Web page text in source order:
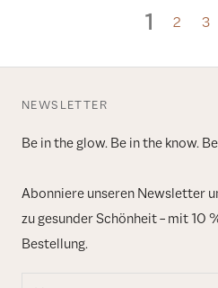
1 2 3
NEWSLETTER
Be in the glow. Be in the know.
Abonniere unseren Newsletter
zu gesunder Schönheit – mit 10
Bestellung.